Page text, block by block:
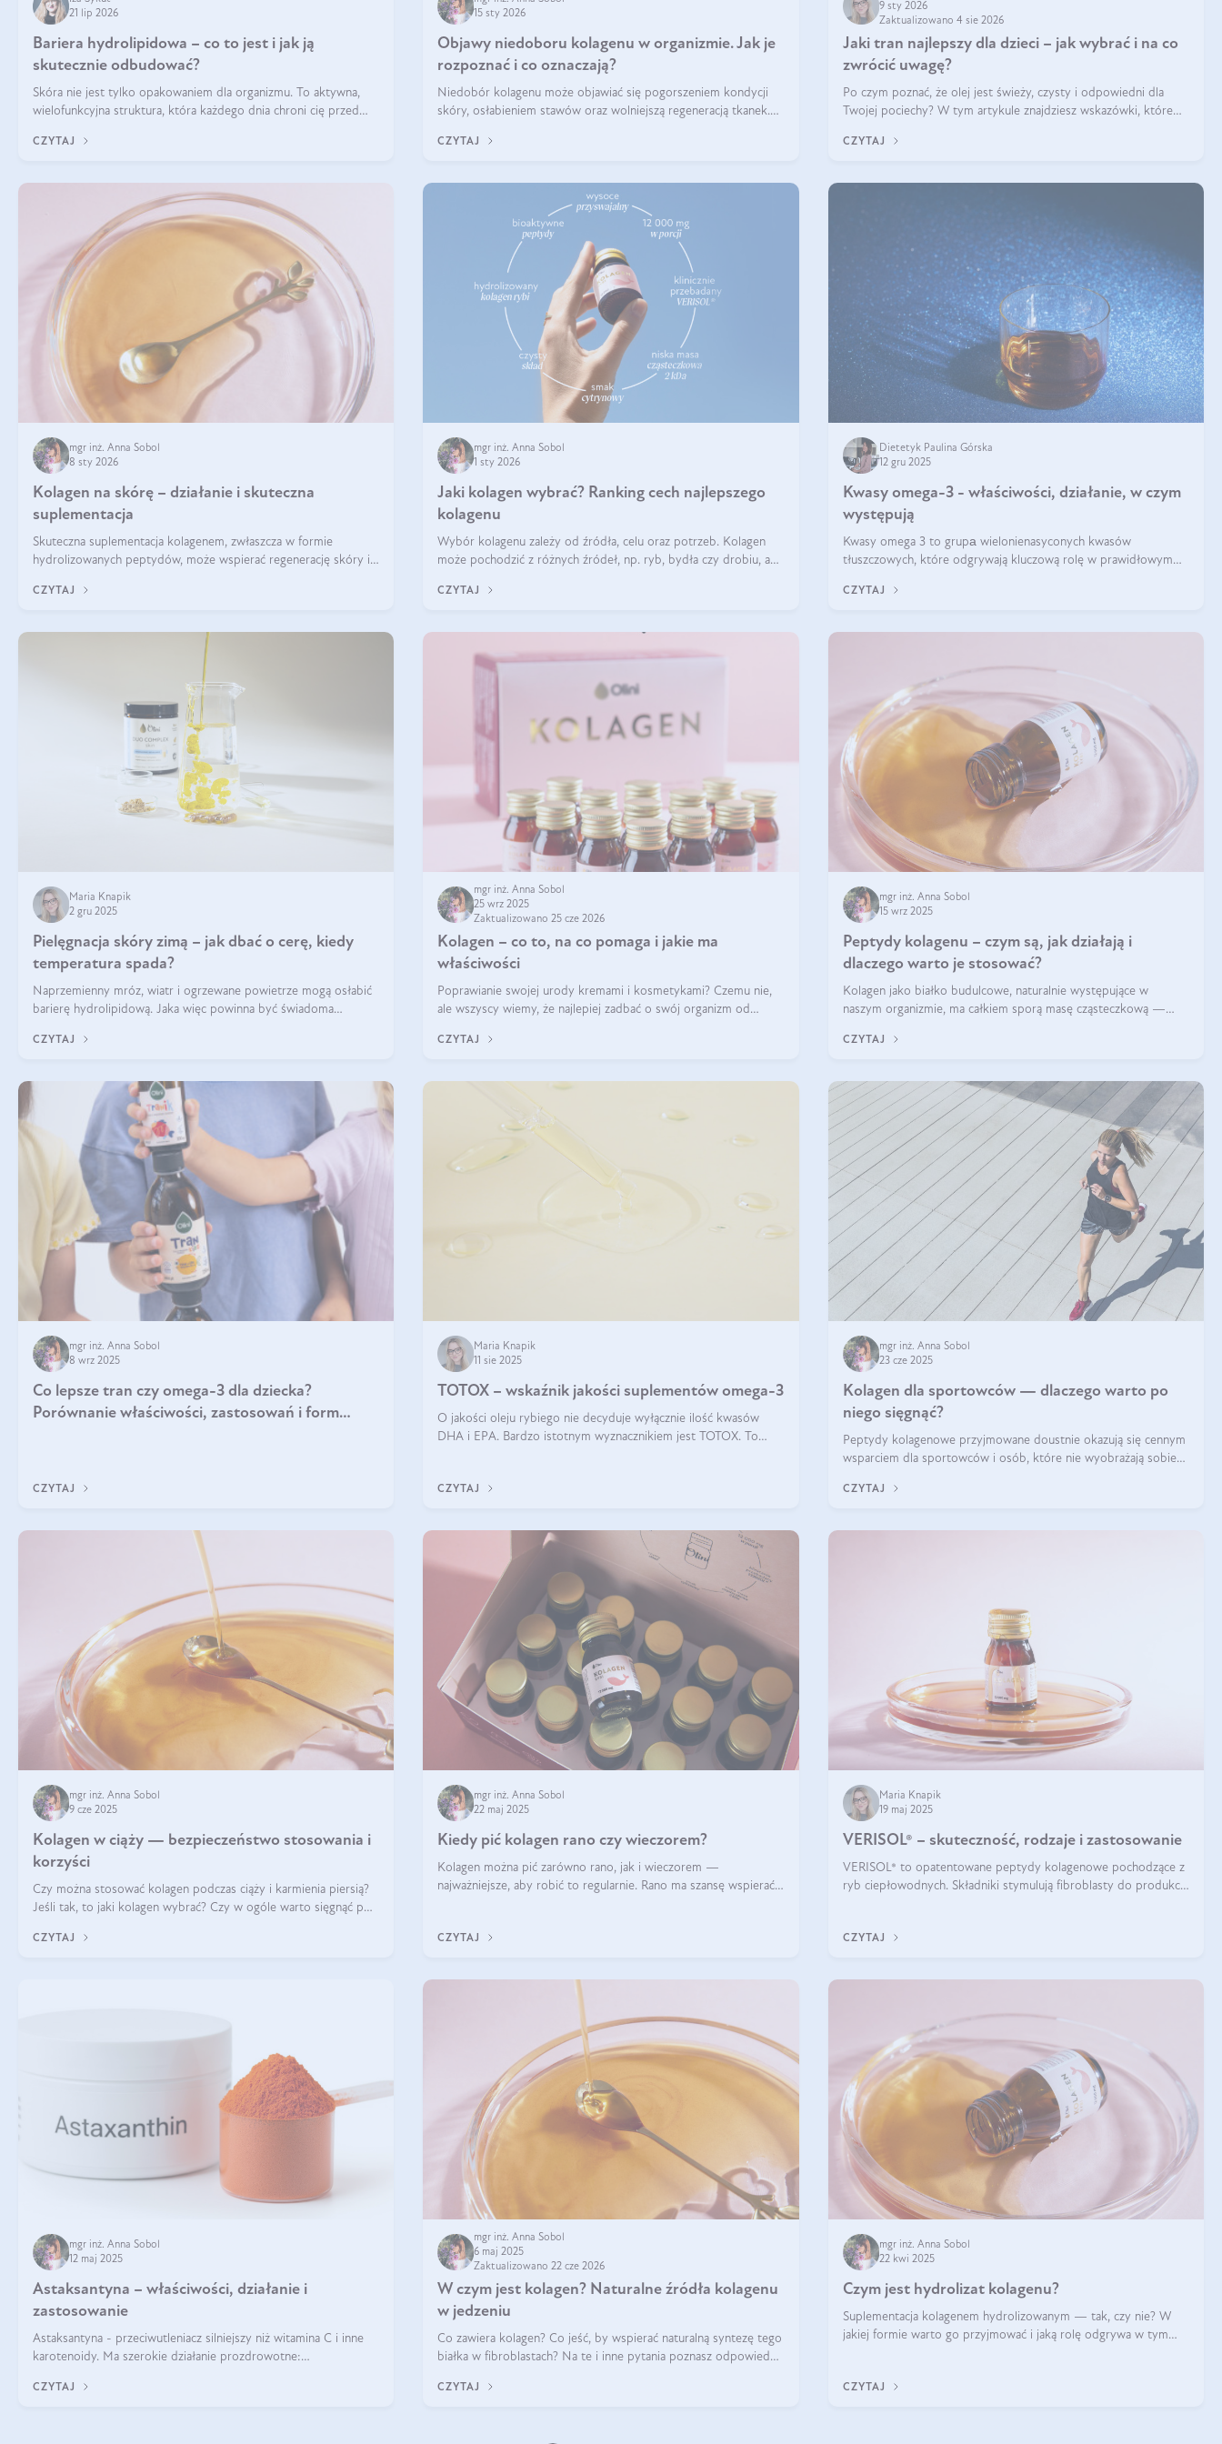
21 lip 2026
Bariera hydrolipidowa – co to jest i jak ją
skutecznie odbudować?
Skóra nie jest tylko opakowaniem dla organizmu. To aktywna,
wielofunkcyjna struktura, która każdego dnia chroni cię przed
środowiskowymi. Jednym z jej kluczowych elementów jest
CZYTAJ
15 sty 2026
Objawy niedoboru kolagenu w organizmie. Jak je
rozpoznać i co oznaczają?
Niedobór kolagenu może objawiać się pogorszeniem kondycji
skóry, osłabieniem stawów oraz wolniejszą regeneracją tkanek.
skóry, bóle stawów, łamliwość paznokci oraz osłabienie włosów.
CZYTAJ
9 sty 2026
Zaktualizowano 4 sie 2026
Jaki tran najlepszy dla dzieci – jak wybrać i na co
zwrócić uwagę?
Po czym poznać, że olej jest świeży, czysty i odpowiedni dla
Twojej pociechy? W tym artykule znajdziesz wskazówki, które
CZYTAJ
mgr inż. Anna Sobol
8 sty 2026
Kolagen na skórę – działanie i skuteczna
suplementacja
Skuteczna suplementacja kolagenem, zwłaszcza w formie
hydrolizowanych peptydów, może wspierać regenerację skóry i
regularnością stosowania.
CZYTAJ
mgr inż. Anna Sobol
1 sty 2026
Jaki kolagen wybrać? Ranking cech najlepszego
kolagenu
Wybór kolagenu zależy od źródła, celu oraz potrzeb. Kolagen
może pochodzić z różnych źródeł, np. ryb, bydła czy drobiu, a
sprawdza się kolagen rybi, a dla wspierania stawów — kolagen
CZYTAJ
Dietetyk Paulina Górska
12 gru 2025
Kwasy omega-3 - właściwości, działanie, w czym
występują
Kwasy omega 3 to grupа wielonienasyconych kwasów
tłuszczowych, które odgrywają kluczową rolę w prawidłowym
układu odpornościowego.
CZYTAJ
Maria Knapik
2 gru 2025
Pielęgnacja skóry zimą – jak dbać o cerę, kiedy
temperatura spada?
Naprzemienny mróz, wiatr i ogrzewane powietrze mogą osłabić
barierę hydrolipidową. Jaka więc powinna być świadoma
CZYTAJ
mgr inż. Anna Sobol
25 wrz 2025
Zaktualizowano 25 cze 2026
Kolagen – co to, na co pomaga i jakie ma
właściwości
Poprawianie swojej urody kremami i kosmetykami? Czemu nie,
ale wszyscy wiemy, że najlepiej zadbać o swój organizm od
zewnętrzny prezentował się zdrowo i atrakcyjnie. Stosowanie
CZYTAJ
mgr inż. Anna Sobol
15 wrz 2025
Peptydy kolagenu – czym są, jak działają i
dlaczego warto je stosować?
Kolagen jako białko budulcowe, naturalnie występujące w
naszym organizmie, ma całkiem sporą masę cząsteczkową —
formie, byłby trudno strawialny. Aby był lepiej przyswajalny i
CZYTAJ
mgr inż. Anna Sobol
8 wrz 2025
Co lepsze tran czy omega-3 dla dziecka?
Porównanie właściwości, zastosowań i form
CZYTAJ
Maria Knapik
11 sie 2025
TOTOX – wskaźnik jakości suplementów omega-3
O jakości oleju rybiego nie decyduje wyłącznie ilość kwasów
DHA i EPA. Bardzo istotnym wyznacznikiem jest TOTOX. To
CZYTAJ
mgr inż. Anna Sobol
23 cze 2025
Kolagen dla sportowców — dlaczego warto po
niego sięgnąć?
Peptydy kolagenowe przyjmowane doustnie okazują się cennym
wsparciem dla sportowców i osób, które nie wyobrażają sobie
CZYTAJ
mgr inż. Anna Sobol
9 cze 2025
Kolagen w ciąży — bezpieczeństwo stosowania i
korzyści
Czy można stosować kolagen podczas ciąży i karmienia piersią?
Jeśli tak, to jaki kolagen wybrać? Czy w ogóle warto sięgnąć po
CZYTAJ
mgr inż. Anna Sobol
22 maj 2025
Kiedy pić kolagen rano czy wieczorem?
Kolagen można pić zarówno rano, jak i wieczorem —
najważniejsze, aby robić to regularnie. Rano ma szansę wspierać
CZYTAJ
Maria Knapik
19 maj 2025
VERISOL® – skuteczność, rodzaje i zastosowanie
VERISOL® to opatentowane peptydy kolagenowe pochodzące z
ryb ciepłowodnych. Składniki stymulują fibroblasty do produkcji
komórek skóry.
CZYTAJ
mgr inż. Anna Sobol
12 maj 2025
Astaksantyna – właściwości, działanie i
zastosowanie
Astaksantyna - przeciwutleniacz silniejszy niż witamina C i inne
karotenoidy. Ma szerokie działanie prozdrowotne:
CZYTAJ
mgr inż. Anna Sobol
6 maj 2025
Zaktualizowano 22 cze 2026
W czym jest kolagen? Naturalne źródła kolagenu
w jedzeniu
Co zawiera kolagen? Co jeść, by wspierać naturalną syntezę tego
białka w fibroblastach? Na te i inne pytania poznasz odpowiedź
CZYTAJ
mgr inż. Anna Sobol
22 kwi 2025
Czym jest hydrolizat kolagenu?
Suplementacja kolagenem hydrolizowanym — tak, czy nie? W
jakiej formie warto go przyjmować i jaką rolę odgrywa w tym
CZYTAJ